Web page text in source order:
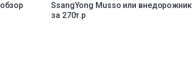
SsangYong Musso или внедорожник
за 270т.р